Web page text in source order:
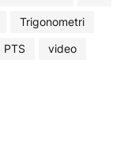
Trigonometri
PTS video